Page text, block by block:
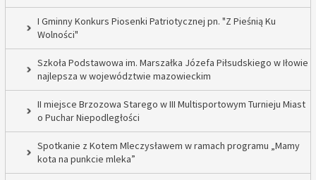
I Gminny Konkurs Piosenki Patriotycznej pn. "Z Pieśnią Ku
Wolności"
Szkoła Podstawowa im. Marszałka Józefa Piłsudskiego w Iłowie
najlepsza w województwie mazowieckim
II miejsce Brzozowa Starego w III Multisportowym Turnieju Miast
o Puchar Niepodległości
Spotkanie z Kotem Mleczysławem w ramach programu „Mamy
kota na punkcie mleka”